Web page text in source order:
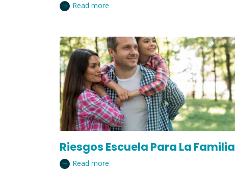
Read more
Riesgos Escuela Para La Familia
Read more